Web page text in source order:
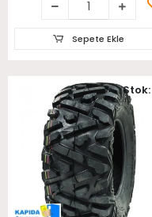
Sepete Ekle
Stok: